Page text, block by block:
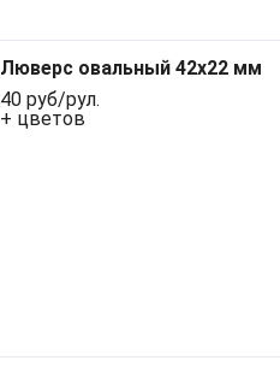
Люверс овальный 42x22 мм
40 руб/рул.
+ цветов